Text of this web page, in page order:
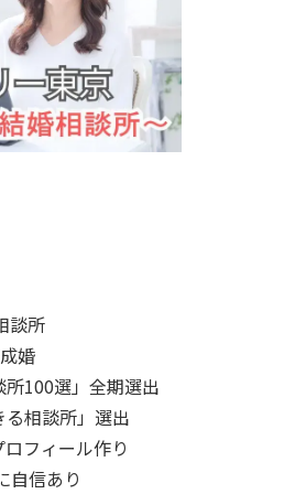
談所
婚
100選」全期選出
相談所」選出
フィール作り
自信あり